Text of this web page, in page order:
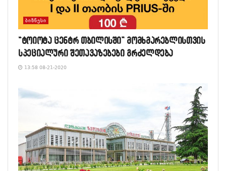
ᲑᲘᲖᲜᲔᲡᲘ
“ტოიოტა ცენტრ თბილისში” მომხმარებლისთვის
სპეციალური შეთავაზებები გრძელდება
13:58 08-21-2020